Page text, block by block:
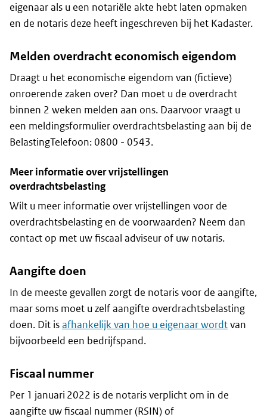
eigenaar als u een notariële akte hebt laten opmaken
en de notaris deze heeft ingeschreven bij het Kadaster.
Melden overdracht economisch eigendom
Draagt u het economische eigendom van (fictieve)
onroerende zaken over? Dan moet u de overdracht
binnen 2 weken melden aan ons. Daarvoor vraagt u
een meldingsformulier overdrachtsbelasting aan bij de
BelastingTelefoon: 0800 - 0543.
Meer informatie over vrijstellingen
overdrachtsbelasting
Wilt u meer informatie over vrijstellingen voor de
overdrachtsbelasting en de voorwaarden? Neem dan
contact op met uw fiscaal adviseur of uw notaris.
Aangifte doen
In de meeste gevallen zorgt de notaris voor de aangifte,
maar soms moet u zelf aangifte overdrachtsbelasting
doen. Dit isafhankelijk van hoe u eigenaar wordtvan
bijvoorbeeld een bedrijfspand.
Fiscaal nummer
Per 1 januari 2022 is de notaris verplicht om in de
aangifte uw fiscaal nummer (RSIN) of